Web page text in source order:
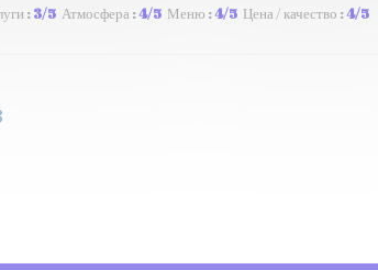
:3/5 Атмосфера :4/5 Меню :4/5 Цена / качество :4/5